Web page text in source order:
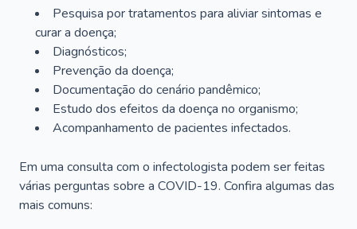
Pesquisa por tratamentos para aliviar sintomas e
curar a doença;
Diagnósticos;
Prevenção da doença;
Documentação do cenário pandêmico;
Estudo dos efeitos da doença no organismo;
Acompanhamento de pacientes infectados.
Em uma consulta com o infectologista podem ser feitas
várias perguntas sobre a COVID-19. Confira algumas das
mais comuns: